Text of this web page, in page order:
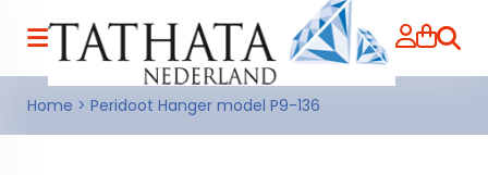
Home > Peridoot Hanger model P9-136